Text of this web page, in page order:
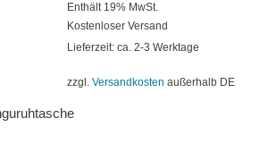
Enthält 19% MwSt.
Kostenloser Versand
Lieferzeit: ca. 2-3 Werktage
zzgl. Versandkosten außerhalb DE